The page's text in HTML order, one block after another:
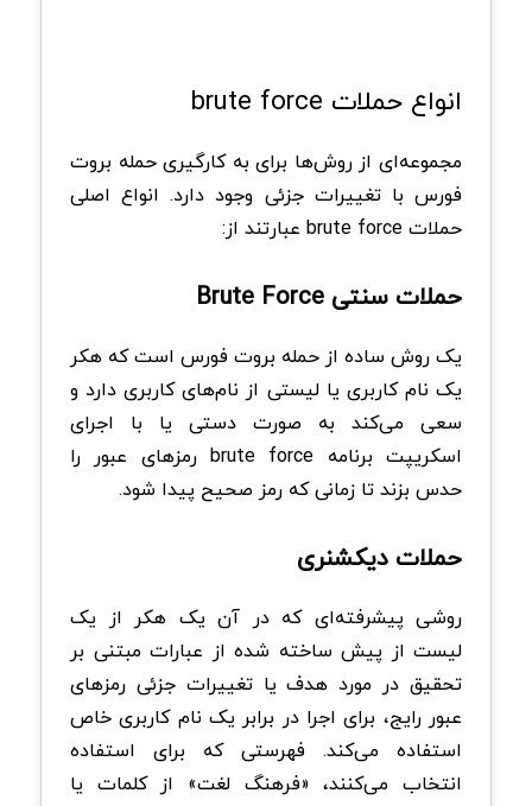
انواع حملات brute force
مجموعه‌ای از روش‌ها برای به کارگیری حمله بروت
فورس با تغییرات جزئی وجود دارد. انواع اصلی
حملات brute force عبارتند از:
حملات سنتی Brute Force
یک روش ساده از حمله بروت فورس است که هکر
یک نام کاربری یا لیستی از نام‌های کاربری دارد و
سعی می‌کند به صورت دستی یا با اجرای
اسکریپت برنامه brute force رمزهای عبور را
حدس بزند تا زمانی که رمز صحیح پیدا شود.
حملات دیکشنری
روشی پیشرفته‌ای که در آن یک هکر از یک
لیست از پیش ساخته شده از عبارات مبتنی بر
تحقیق در مورد هدف یا تغییرات جزئی رمزهای
عبور رایج، برای اجرا در برابر یک نام کاربری خاص
استفاده می‌کند. فهرستی که برای استفاده
انتخاب می‌کنند، «فرهنگ لغت» از کلمات یا